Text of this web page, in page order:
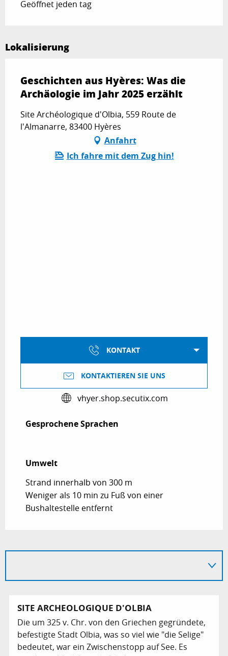
Geöffnet jeden tag
Lokalisierung
Geschichten aus Hyères: Was die
Archäologie im Jahr 2025 erzählt
Site Archéologique d'Olbia, 559 Route de
l'Almanarre, 83400 Hyères
Anfahrt
Ich fahre mit dem Zug hin!
KONTAKT
KONTAKTIEREN SIE UNS
vhyer.shop.secutix.com
Gesprochene Sprachen
Gesprochene Sprachen
Umwelt
Umwelt
Strand innerhalb von 300 m
Weniger als 10 min zu Fuß von einer
Bushaltestelle entfernt
SITE ARCHEOLOGIQUE D'OLBIA
Die um 325 v. Chr. von den Griechen gegründete,
befestigte Stadt Olbia, was so viel wie "die Selige"
bedeutet, war ein Zwischenstopp auf See. Es